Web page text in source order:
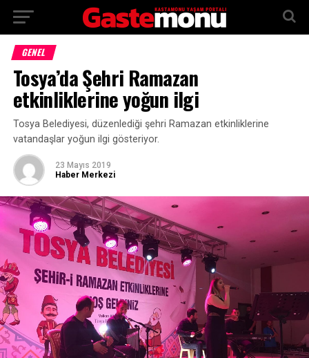
GENEL
Tosya’da Şehri Ramazan
etkinliklerine yoğun ilgi
Tosya Belediyesi, düzenlediği şehri Ramazan etkinliklerine
vatandaşlar yoğun ilgi gösteriyor.
23 Mayıs 2019
Haber Merkezi